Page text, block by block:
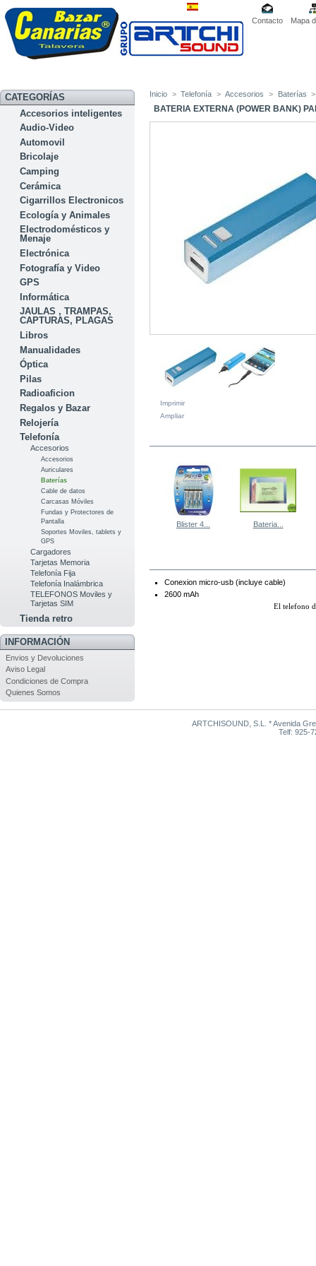
Contacto Mapa
CATEGORÍAS
Accesorios inteligentes
Audio-Video
Automovil
Bricolaje
Camping
Cerámica
Cigarrillos Electronicos
Ecología y Animales
Electrodomésticos y
Menaje
Electrónica
Fotografía y Video
GPS
Informática
JAULAS , TRAMPAS,
CAPTURAS, PLAGAS
Libros
Manualidades
Óptica
Pilas
Radioaficion
Regalos y Bazar
Relojería
Telefonía
Accesorios
Accesorios
Auriculares
Baterías
Cable de datos
Carcasas Móviles
Fundas y Protectores de
Pantalla
Soportes Moviles, tablets y
GPS
Cargadores
Tarjetas Memoria
Telefonía Fija
Telefonía Inalámbrica
TELEFONOS Moviles y
Tarjetas SIM
Tienda retro
INFORMACIÓN
Envios y Devoluciones
Aviso Legal
Condiciones de Compra
Quienes Somos
Inicio > Telefonía > Accesorios > Baterías >
BATERIA EXTERNA (POWER BANK)
Imprimir
Ampliar
Blister 4... Bateria...
Conexion micro-usb (incluye cable)
2600 mAh
El telefono
ARTCHISOUND, S.L. * Avenida
Telf: 925-